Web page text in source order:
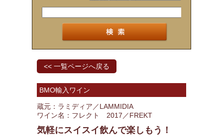
<< 一覧ページへ戻る
BMO輸入ワイン
蔵元：ラミディア／LAMMIDIA
ワイン名：フレクト 2017／FREKT
気軽にスイスイ飲んで楽しもう！